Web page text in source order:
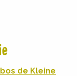
de Kleine